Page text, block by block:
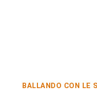
BALLANDO CON LE